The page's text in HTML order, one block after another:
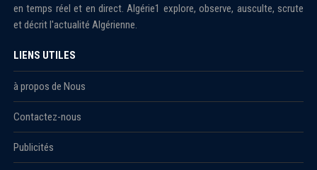
en temps réel et en direct. Algérie1 explore, observe, ausculte, scrute
et décrit l'actualité Algérienne.
LIENS UTILES
à propos de Nous
Contactez-nous
Publicités